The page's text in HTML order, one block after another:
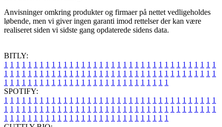
Anvisninger omkring produkter og firmaer på nettet vedligeholdes
løbende, men vi giver ingen garanti imod rettelser der kan være
realiseret siden vi sidste gang opdaterede sidens data.
BITLY:
1 1 1 1 1 1 1 1 1 1 1 1 1 1 1 1 1 1 1 1 1 1 1 1 1 1 1 1 1 1 1 1 1 1 1 1
1 1 1 1 1 1 1 1 1 1 1 1 1 1 1 1 1 1 1 1 1 1 1 1 1 1 1 1 1 1 1 1 1 1 1 1
1 1 1 1 1 1 1 1 1 1 1 1 1 1 1 1 1 1 1 1 1 1 1 1 1 1 1 1
SPOTIFY:
1 1 1 1 1 1 1 1 1 1 1 1 1 1 1 1 1 1 1 1 1 1 1 1 1 1 1 1 1 1 1 1 1 1 1 1
1 1 1 1 1 1 1 1 1 1 1 1 1 1 1 1 1 1 1 1 1 1 1 1 1 1 1 1 1 1 1 1 1 1 1 1
1 1 1 1 1 1 1 1 1 1 1 1 1 1 1 1 1 1 1 1 1 1 1 1 1 1 1 1